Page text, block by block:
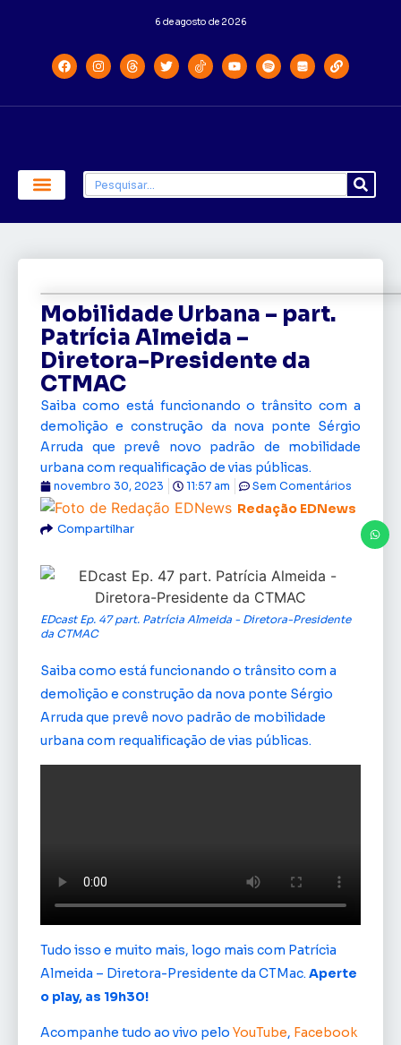
6 de agosto de 2026
Mobilidade Urbana – part.
Patrícia Almeida –
Diretora-Presidente da
CTMAC
Saiba como está funcionando o trânsito com a
demolição e construção da nova ponte Sérgio
Arruda que prevê novo padrão de mobilidade
urbana com requalificação de vias públicas.
Redação EDNews
novembro 30, 2023 11:57 am Sem Comentários
Compartilhar
EDcast Ep. 47 part. Patrícia Almeida - Diretora-Presidente
da CTMAC
Saiba como está funcionando o trânsito com a
demolição e construção da nova ponte Sérgio
Arruda que prevê novo padrão de mobilidade
urbana com requalificação de vias públicas.
Tudo isso e muito mais, logo mais com Patrícia
Almeida – Diretora-Presidente da CTMac. Aperte
o play, as 19h30!
Acompanhe tudo ao vivo pelo YouTube, Facebook